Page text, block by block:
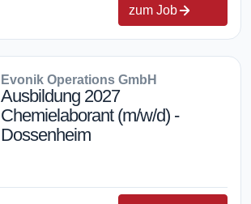
zum Job
Evonik Operations GmbH
Ausbildung 2027
Chemielaborant (m/w/d) -
Dossenheim